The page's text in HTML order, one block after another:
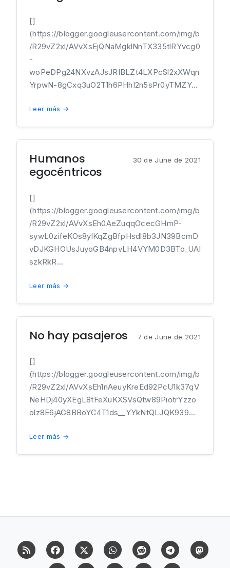
[]
(https://blogger.googleusercontent.com/img/b
/R29vZ2xl/AVvXsEjQNaMgklNnTX335tlRYvcg0
-
woPeDPg24NXvzAJsJRIBLZt4LXPcSl2xXWqn
YrpwN-8gCxq3uO2T1h6PHhI2n5sPr0yTMZY...
Leer más →
Humanos
egocéntricos
30 de June de 2021
[]
(https://blogger.googleusercontent.com/img/b
/R29vZ2xl/AVvXsEh0AeZuqqOcecGHmP-
sywL0zifeKOs8ylKqZgBfpHsdl8b3JN39BcmD
vDJKGHOUsJuyoGB4npvLH4VYM0D3BTo_UAl
szkRkR...
Leer más →
No hay pasajeros 7 de June de 2021
[]
(https://blogger.googleusercontent.com/img/b
/R29vZ2xl/AVvXsEh1nAeuyKreEd92PcU1k37qV
NeHDj40yXEgL8tFeXuKXSVsQtw89PiotrYzzo
olz8E6jAG8BBoYC4T1ds__YYkNtQLJQK939...
Leer más →
RSS FacebookX (Twitter)Whatsapp Reddit Telegram